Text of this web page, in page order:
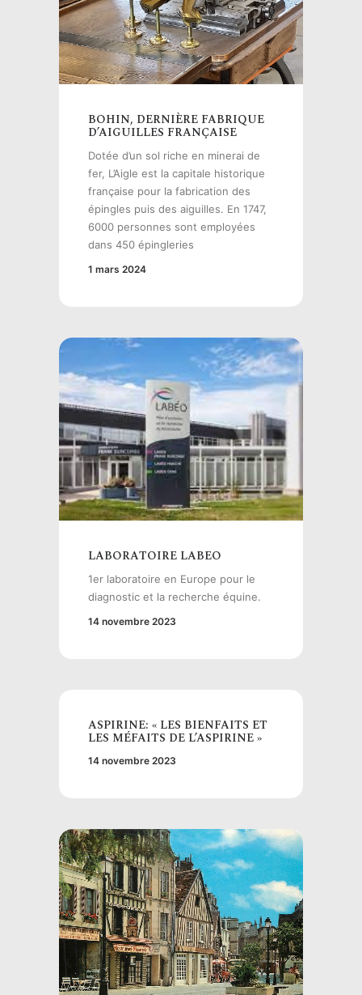
BOHIN, DERNIÈRE FABRIQUE
D’AIGUILLES FRANÇAISE
Dotée d’un sol riche en minerai de
fer, L’Aigle est la capitale historique
française pour la fabrication des
épingles puis des aiguilles. En 1747,
6000 personnes sont employées
dans 450 épingleries
1 mars 2024
LABORATOIRE LABEO
1er laboratoire en Europe pour le
diagnostic et la recherche équine.
14 novembre 2023
ASPIRINE: « LES BIENFAITS ET
LES MÉFAITS DE L’ASPIRINE »
14 novembre 2023